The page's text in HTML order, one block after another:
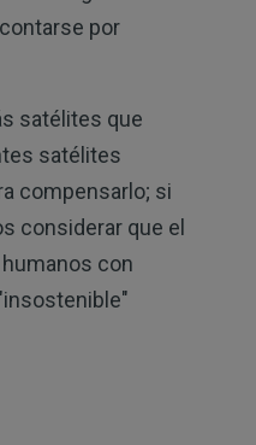
por
satélites que
satélites
compensarlo; si
considerar que el
con